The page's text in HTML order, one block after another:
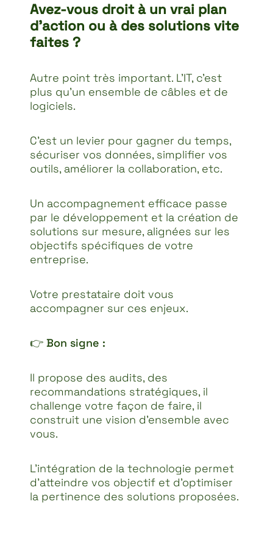
Avez-vous droit à un vrai plan
d’action ou à des solutions vite
faites ?
Autre point très important. L’IT, c’est
plus qu’un ensemble de câbles et de
logiciels.
C’est un levier pour gagner du temps,
sécuriser vos données, simplifier vos
outils, améliorer la collaboration, etc.
Un accompagnement efficace passe
par le développement et la création de
solutions sur mesure, alignées sur les
objectifs spécifiques de votre
entreprise.
Votre prestataire doit vous
accompagner sur ces enjeux.
👉 Bon signe :
Il propose des audits, des
recommandations stratégiques, il
challenge votre façon de faire, il
construit une vision d’ensemble avec
vous.
L’intégration de la technologie permet
d’atteindre vos objectif et d’optimiser
la pertinence des solutions proposées.